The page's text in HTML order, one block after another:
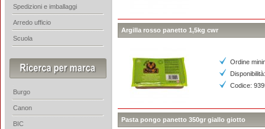
Argilla rosso panetto 1,5kg cwr
Ordine
Codice:
Pasta pongo panetto 350gr giallo giotto
Spedizioni e imballaggi
Arredo ufficio
Scuola
Burgo
Canon
BIC